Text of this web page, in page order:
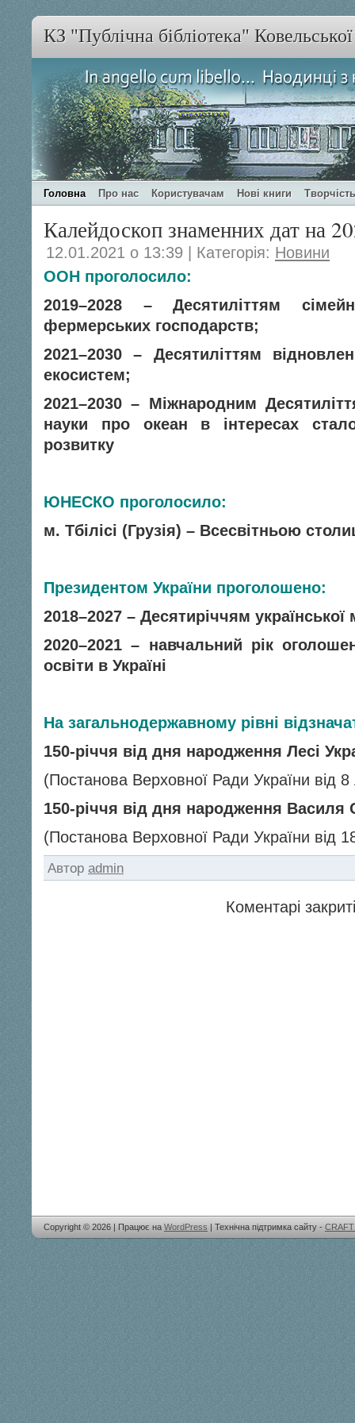
КЗ "Публічна бібліотека"
Головна Про нас Користувачам Нові книги
Калейдоскоп знаменних дат на
12.01.2021 о 13:39 | Категорія: Новини
ООН проголосило:
2019–2028 – Десятиліттям
фермерських господарств;
2021–2030 – Десятиліттям
екосистем;
2021–2030 – Міжнародним
науки про океан в інтересах
розвитку
ЮНЕСКО проголосило:
м. Тбілісі (Грузія) – Всесвітньою
Президентом України проголошено:
2018–2027 – Десятиріччям української
2020–2021 – навчальний рік
освіти в Україні
На загальнодержавному рівні
150-річчя від дня народження Лесі
(Постанова Верховної Ради України від
150-річчя від дня народження Василя
(Постанова Верховної Ради України від
Автор admin
Коментарі
Copyright © 2026 | Працює на WordPress | Технічна підтримка сайту -